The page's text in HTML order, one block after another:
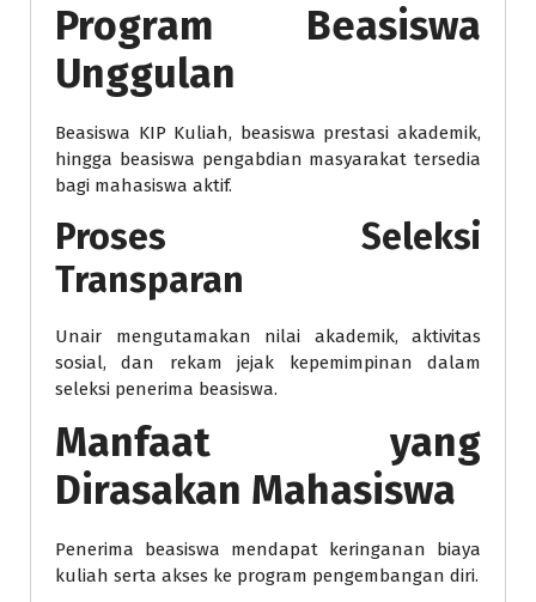
Program Beasiswa
Unggulan
Beasiswa KIP Kuliah, beasiswa prestasi akademik,
hingga beasiswa pengabdian masyarakat tersedia
bagi mahasiswa aktif.
Proses Seleksi
Transparan
Unair mengutamakan nilai akademik, aktivitas
sosial, dan rekam jejak kepemimpinan dalam
seleksi penerima beasiswa.
Manfaat yang
Dirasakan Mahasiswa
Penerima beasiswa mendapat keringanan biaya
kuliah serta akses ke program pengembangan diri.